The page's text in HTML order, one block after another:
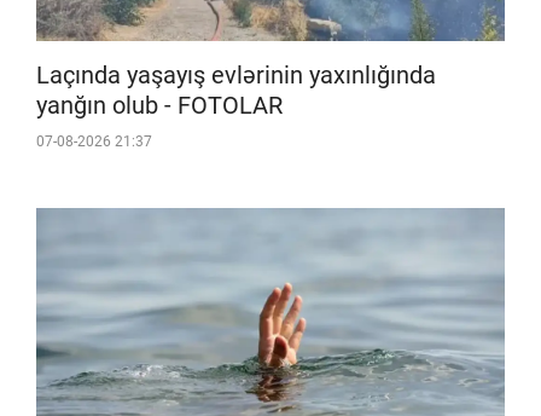
Laçında yaşayış evlərinin yaxınlığında
yanğın olub - FOTOLAR
07-08-2026 21:37